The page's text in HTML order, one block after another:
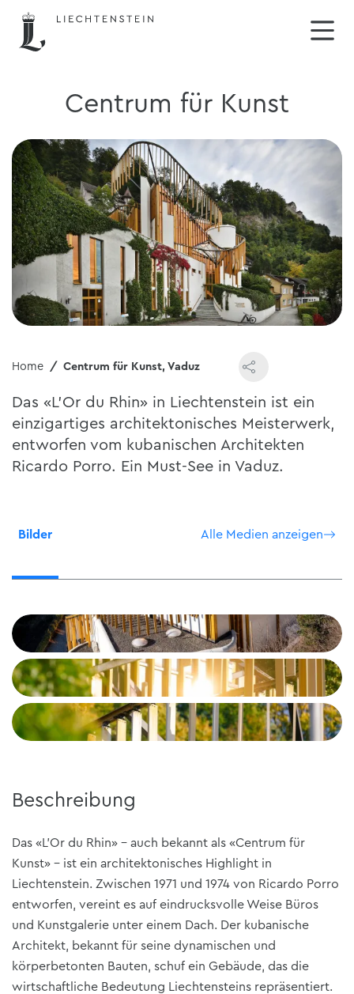
Centrum für Kunst
Home Centrum für Kunst, Vaduz
Das «L’Or du Rhin» in Liechtenstein ist ein
einzigartiges architektonisches Meisterwerk,
entworfen vom kubanischen Architekten
Ricardo Porro. Ein Must-See in Vaduz.
Bilder Alle Medien anzeigen
Beschreibung
Das «L’Or du Rhin» – auch bekannt als «Centrum für
Kunst» – ist ein architektonisches Highlight in
Liechtenstein. Zwischen 1971 und 1974 von Ricardo Porro
entworfen, vereint es auf eindrucksvolle Weise Büros
und Kunstgalerie unter einem Dach. Der kubanische
Architekt, bekannt für seine dynamischen und
körperbetonten Bauten, schuf ein Gebäude, das die
wirtschaftliche Bedeutung Liechtensteins repräsentiert.